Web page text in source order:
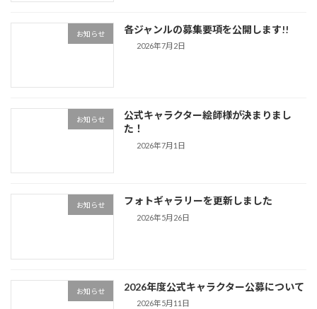
お知らせ 各ジャンルの募集要項を公開します!!
2026年7月2日
お知らせ
公式キャラクター絵師様が決まりまし
た！
2026年7月1日
お知らせ フォトギャラリーを更新しました
2026年5月26日
お知らせ 2026年度公式キャラクター公募について
2026年5月11日